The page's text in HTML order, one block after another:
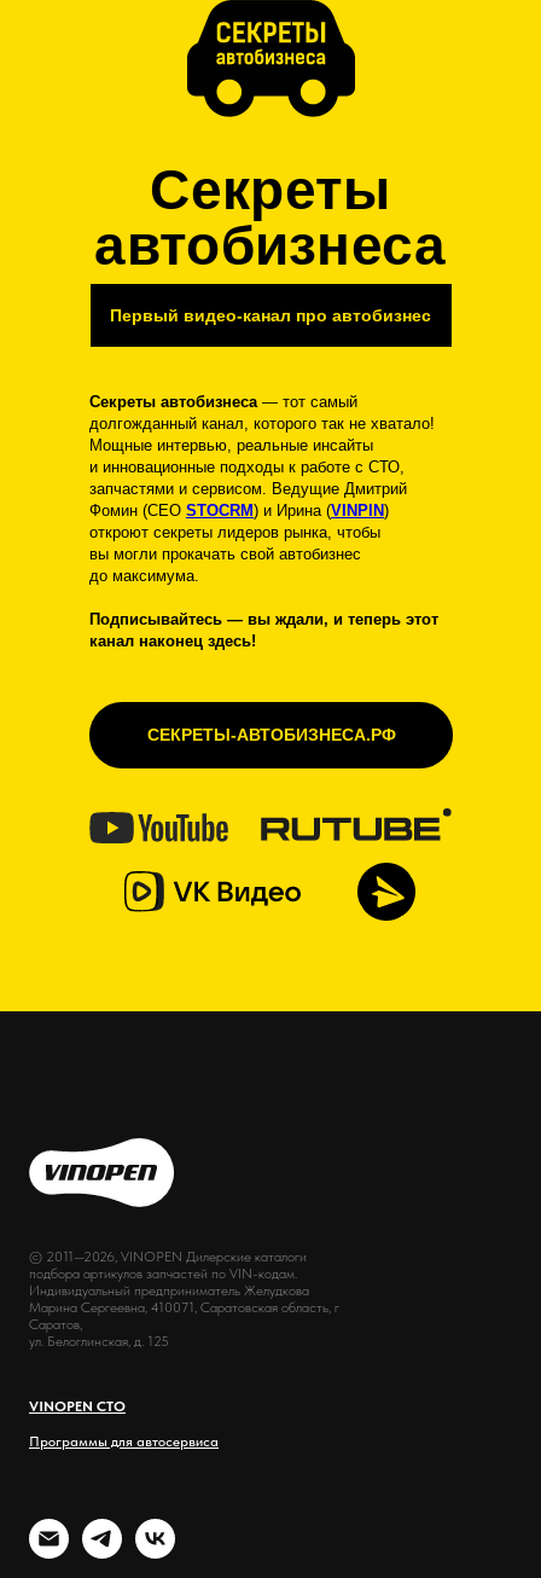
СЕКРЕТЫ-АВТОБИЗНЕСА.РФ
Секреты
автобизнеса
Первый видео-канал про автобизнес
Секреты автобизнеса— тот самый
долгожданный канал, которого так не хватало!
Мощные интервью, реальные инсайты
и инновационные подходы к работе с СТО,
запчастями и сервисом. Ведущие Дмитрий
Фомин (CEO STOCRM) и Ирина (VINPIN)
откроют секреты лидеров рынка, чтобы
вы могли прокачать свой автобизнес
до максимума.
Подписывайтесь — вы ждали, и теперь этот
канал наконец здесь!
© 2011—2026, VINOPEN Дилерские каталоги
подбора артикулов запчастей по VIN-кодам.
Индивидуальный предприниматель Желудкова
Марина Сергеевна, 410071, Саратовская область, г
Саратов,
ул. Белоглинская, д. 125
VINOPEN СТО
Программы для автосервиса